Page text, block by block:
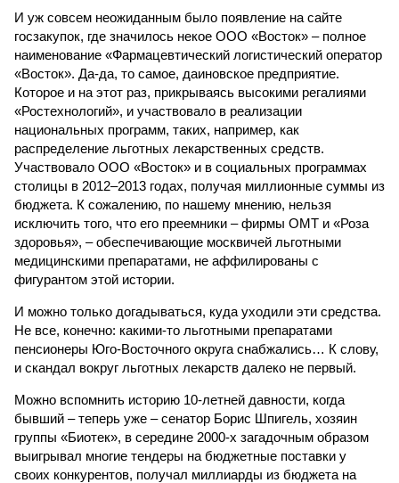
И уж совсем неожиданным было появление на сайте
госзакупок, где значилось некое ООО «Восток» – полное
наименование «Фармацевтический логистический оператор
«Восток». Да-да, то самое, даиновское предприятие.
Которое и на этот раз, прикрываясь высокими регалиями
«Ростехнологий», и участвовало в реализации
национальных программ, таких, например, как
распределение льготных лекарственных средств.
Участвовало ООО «Восток» и в социальных программах
столицы в 2012–2013 годах, получая миллионные суммы из
бюджета. К сожалению, по нашему мнению, нельзя
исключить того, что его преемники – фирмы ОМТ и «Роза
здоровья», – обеспечивающие москвичей льготными
медицинскими препаратами, не аффилированы с
фигурантом этой истории.
И можно только догадываться, куда уходили эти средства.
Не все, конечно: какими-то льготными препаратами
пенсионеры Юго-Восточного округа снабжались… К слову,
и скандал вокруг льготных лекарств далеко не первый.
Можно вспомнить историю 10-летней давности, когда
бывший – теперь уже – сенатор Борис Шпигель, хозяин
группы «Биотек», в середине 2000-х загадочным образом
выигрывал многие тендеры на бюджетные поставки у
своих конкурентов, получал миллиарды из бюджета на